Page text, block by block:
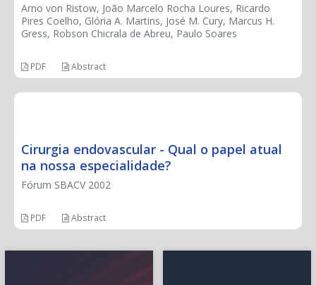
Arno von Ristow, João Marcelo Rocha Loures, Ricardo
Pires Coelho, Glória A. Martins, José M. Cury, Marcus H.
Gress, Robson Chicrala de Abreu, Paulo Soares
PDF Abstract
Cirurgia endovascular - Qual o papel atual
na nossa especialidade?
Fórum SBACV 2002
PDF Abstract